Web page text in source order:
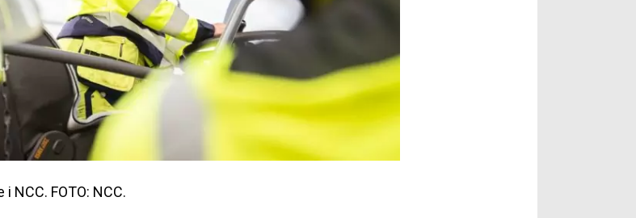
FOTO: NCC.